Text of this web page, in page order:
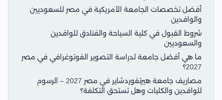
أفضل تخصصات الجامعة الأمريكية في مصر للسعوديين
والوافدين
شروط القبول في كلية السياحة والفنادق للوافدين
والسعوديين
ما هي أفضل جامعة لدراسة التصوير الفوتوغرافي في مصر
2027؟
مصاريف جامعة هيرتفوردشاير في مصر 2027 – الرسوم
للوافدين والكليات وهل تستحق التكلفة؟